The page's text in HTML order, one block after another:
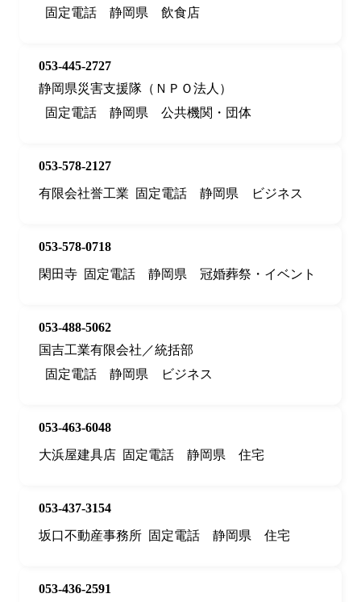
固定電話
静岡県 飲食店
053-445-2727
静岡県災害支援隊（ＮＰＯ法人）
固定電話
静岡県 公共機関・団体
053-578-2127
有限会社誉工業
固定電話 静岡県 ビジネス
053-578-0718
閑田寺 固定電話 静岡県 冠婚葬祭・イベント
053-488-5062
国吉工業有限会社／統括部
固定電話
静岡県 ビジネス
053-463-6048
大浜屋建具店 固定電話 静岡県 住宅
053-437-3154
坂口不動産事務所 固定電話 静岡県 住宅
053-436-2591